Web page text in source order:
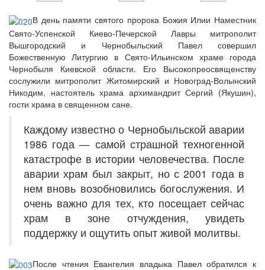
В день памяти святого пророка Божия Илии Наместник
Свято-Успенской Киево-Печерской Лавры митрополит
Вышгородский и Чернобыльский Павел совершил
Божественную Литургию в Свято-Ильинском храме города
Чернобыля Киевской области. Его Высокопреосвященству
сослужили митрополит Житомирский и Новоград-Волынский
Никодим, настоятель храма архимандрит Сергий (Якушин),
гости храма в священном сане.
Каждому известно о Чернобыльской аварии
1986 года — самой страшной техногенной
катастрофе в истории человечества. После
аварии храм был закрыт, но с 2001 года в
нем вновь возобновились богослужения. И
очень важно для тех, кто посещает сейчас
храм в зоне отчуждения, увидеть
поддержку и ощутить опыт живой молитвы.
После чтения Евангелия владыка Павел обратился к